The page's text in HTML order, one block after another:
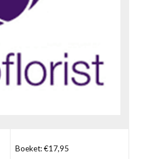
Boeket: €17,95